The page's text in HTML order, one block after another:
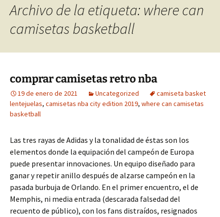
Archivo de la etiqueta: where can
camisetas basketball
comprar camisetas retro nba
19 de enero de 2021 Uncategorized
camiseta basket
lentejuelas, camisetas nba city edition 2019, where can camisetas
basketball
Las tres rayas de Adidas y la tonalidad de éstas son los
elementos donde la equipación del campeón de Europa
puede presentar innovaciones. Un equipo diseñado para
ganar y repetir anillo después de alzarse campeón en la
pasada burbuja de Orlando. En el primer encuentro, el de
Memphis, ni media entrada (descarada falsedad del
recuento de público), con los fans distraídos, resignados